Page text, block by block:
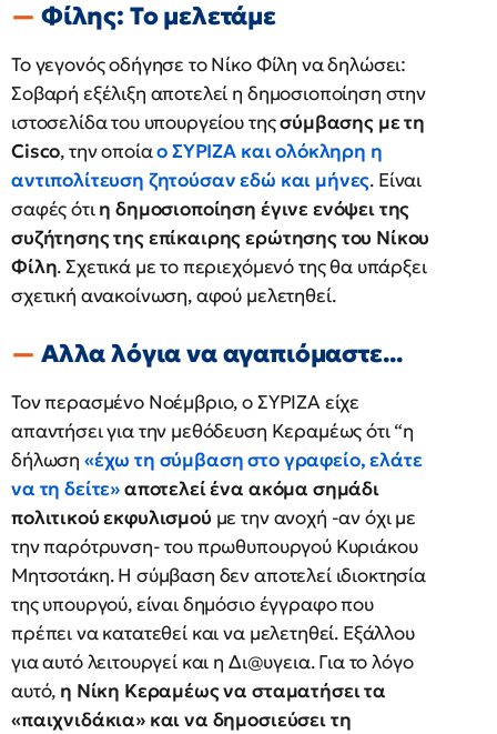
Φίλης: Το μελετάμε
Το γεγονός οδήγησε το Νίκο Φίλη να δηλώσει:
Σοβαρή εξέλιξη αποτελεί η δημοσιοποίηση στην
ιστοσελίδα του υπουργείου τηςσύμβασης με τη
Cisco, την οποίαο ΣΥΡΙΖΑ και ολόκληρη η
αντιπολίτευση ζητούσαν εδώ και μήνες. Είναι
σαφές ότιη δημοσιοποίηση έγινε ενόψει της
συζήτησης της επίκαιρης ερώτησης του Νίκου
Φίλη. Σχετικά με το περιεχόμενό της θα υπάρξει
σχετική ανακοίνωση, αφού μελετηθεί.
Αλλα λόγια να αγαπιόμαστε...
Τον περασμένο Νοέμβριο, ο ΣΥΡΙΖΑ είχε
απαντήσει για την μεθόδευση Κεραμέως ότι “η
δήλωση «έχω τη σύμβαση στο γραφείο, ελάτε
να τη δείτε»αποτελεί ένα ακόμα σημάδι
πολιτικού εκφυλισμού με την ανοχή -αν όχι με
την παρότρυνση- του πρωθυπουργού Κυριάκου
Μητσοτάκη. Η σύμβαση δεν αποτελεί ιδιοκτησία
της υπουργού, είναι δημόσιο έγγραφο που
πρέπει να κατατεθεί και να μελετηθεί. Εξάλλου
για αυτό λειτουργεί και η Δι@υγεια. Για το λόγο
αυτό, η Νίκη Κεραμέως να σταματήσει τα
«παιχνιδάκια» και να δημοσιεύσει τη